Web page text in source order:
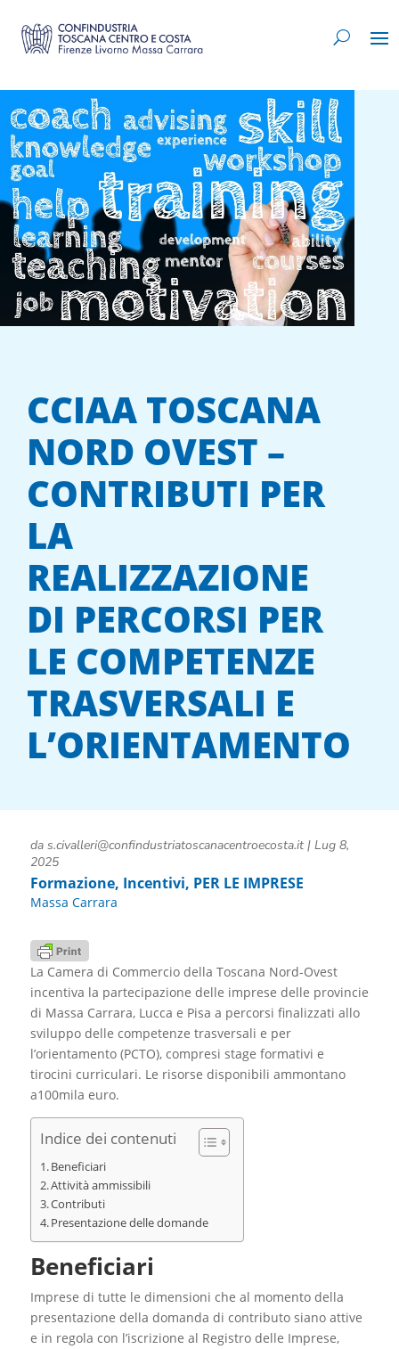
CCIAA TOSCANA
NORD OVEST –
CONTRIBUTI PER
LA
REALIZZAZIONE
DI PERCORSI PER
LE COMPETENZE
TRASVERSALI E
L’ORIENTAMENTO
da s.civalleri@confindustriatoscanacentroecosta.it| Lug 8,
2025
Formazione, Incentivi, PER LE IMPRESE
Massa Carrara
La Camera di Commercio della Toscana Nord-Ovest
incentiva la partecipazione delle imprese delle provincie
di Massa Carrara, Lucca e Pisa a percorsi finalizzati allo
sviluppo delle competenze trasversali e per
l’orientamento (PCTO), compresi stage formativi e
tirocini curriculari. Le risorse disponibili ammontano
a100mila euro.
Indice dei contenuti
Beneficiari
Attività ammissibili
Contributi
Presentazione delle domande
Beneficiari
Imprese di tutte le dimensioni che al momento della
presentazione della domanda di contributo siano attive
e in regola con l’iscrizione al Registro delle Imprese,